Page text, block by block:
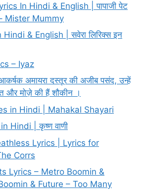
In Hindi & English | पापाजी पेट
– Mister Mummy
& English | सवेरा लिरिक्स इन
– Iyaz
अमायरा दस्तूर की अजीब पसंद, उन्हें
और मोज़े की हैं शौकीन ।
in Hindi | Mahakal Shayari
Hindi | कृष्ण वाणी
Lyrics | Lyrics for
Corrs
Lyrics – Metro Boomin &
& Future – Too Many